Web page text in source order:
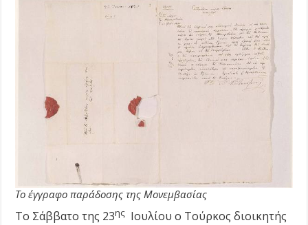
Το έγγραφο παράδοσης της Μονεμβασίας
Το Σάββατο της 23ης Ιουλίου ο Τούρκος διοικητής